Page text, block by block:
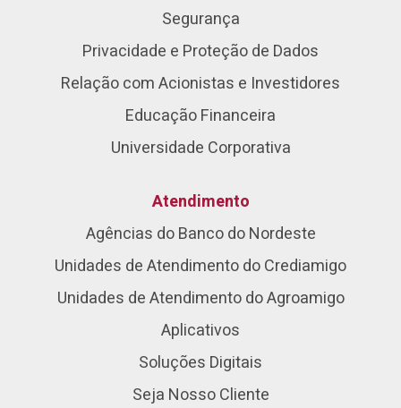
Segurança
Privacidade e Proteção de Dados
Relação com Acionistas e Investidores
Educação Financeira
Universidade Corporativa
Atendimento
Agências do Banco do Nordeste
Unidades de Atendimento do Crediamigo
Unidades de Atendimento do Agroamigo
Aplicativos
Soluções Digitais
Seja Nosso Cliente